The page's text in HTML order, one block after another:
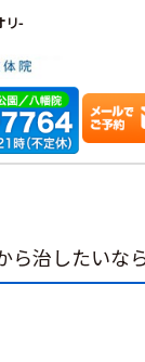
リ-
ら治したいな